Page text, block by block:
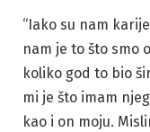
“Iako su nam
nam je to što smo
koliko god to bio
mi je što imam
kao i on moju.